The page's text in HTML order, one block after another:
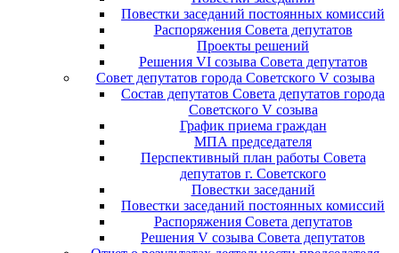
Повестки заседаний постоянных комиссий
Распоряжения Совета депутатов
Проекты решений
Решения VI созыва Совета депутатов
Совет депутатов города Советского V созыва
Состав депутатов Совета депутатов города
Советского V созыва
График приема граждан
МПА председателя
Перспективный план работы Совета
депутатов г. Советского
Повестки заседаний
Повестки заседаний постоянных комиссий
Распоряжения Совета депутатов
Решения V созыва Совета депутатов